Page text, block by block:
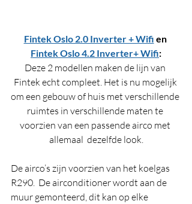
Fintek Oslo 2.0 Inverter + Wifi en
Fintek Oslo 4.2 Inverter+ Wifi:
Deze 2 modellen maken de lijn van
Fintek echt compleet. Het is nu mogelijk
om een gebouw of huis met verschillende
ruimtes in verschillende maten te
voorzien van een passende airco met
allemaal  dezelfde look.
De airco’s zijn voorzien van het koelgas
R290.  De airconditioner wordt aan de
muur gemonteerd, dit kan op elke